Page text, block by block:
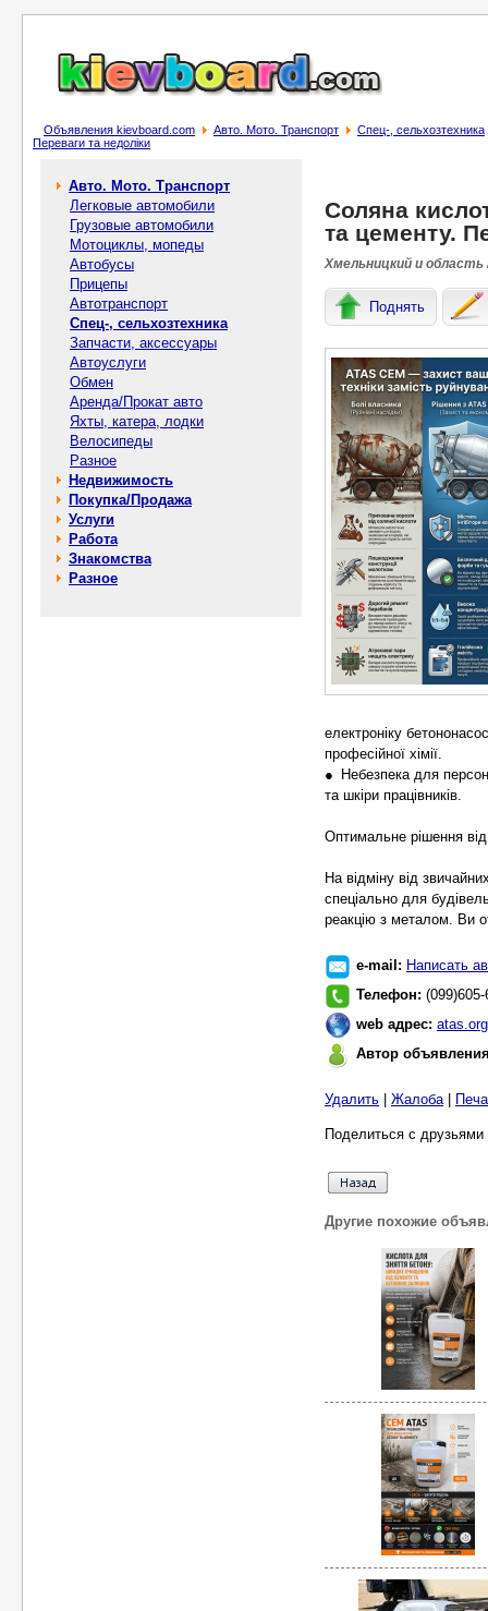
Объявления kievboard.com Авто. Мото. Транспорт
Спец-, cельхозтехника
Переваги та недоліки
Авто. Мото. Транспорт
Легковые автомобили
Грузовые автомобили
Мотоциклы, мопеды
Автобусы
Прицепы
Автотранспорт
Спец-, cельхозтехника
Запчасти, аксессуары
Автоуслуги
Обмен
Аренда/Прокат авто
Яхты, катера, лодки
Велосипеды
Разное
Недвижимость
Покупка/Продажа
Услуги
Работа
Знакомства
Разное
Соляна
та цементу.
Хмельницкий и область
Поднять
електроніку
професійної хімії.
● Небезпека для
та шкіри працівників.
Оптимальне рішення
На відміну від
спеціально для
реакцію з металом. Ви
e-mail: Написать
Телефон: (099)605-
web адрес:
Автор
Удалить Жалоба|
Поделиться с
Другие похожие